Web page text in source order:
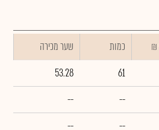
כמות
שער מכירה
61
53.28
--
--
--
--